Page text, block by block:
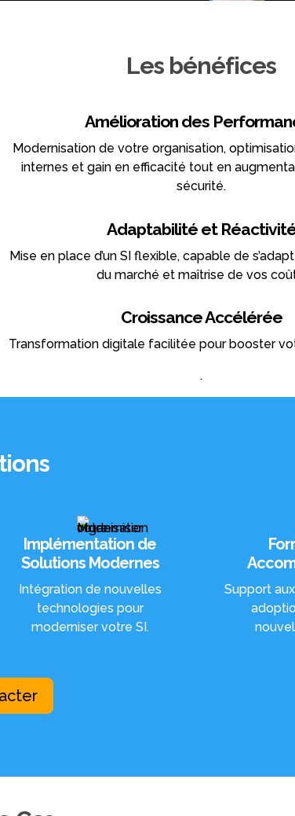
Les bénéfices
Amélioration des
Modernisation de votre organisation,
internes et gain en efficacité tout en
sécurité.
Adaptabilité et
Mise en place d’un SI flexible, capable de
du marché et maîtrise de vos
Croissance Accélérée
Transformation digitale facilitée pour booster
.
Implémentation de
Solutions Modernes
Intégration de nouvelles
technologies pour
moderniser votre SI.
Support